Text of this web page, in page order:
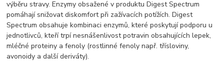
výběru stravy. Enzymy obsažené v produktu Digest Spectrum
pomáhají snižovat diskomfort při zažívacích potížích. Digest
Spectrum obsahuje kombinaci enzymů, které poskytují podporu u
jednotlivců, kteří trpí nesnášenlivost potravin obsahujících lepek,
mléčné proteiny a fenoly (rostlinné fenoly např. třísloviny,
avonoidy a další deriváty).